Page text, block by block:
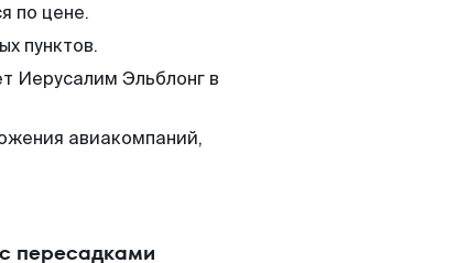
по цене.
пунктов.
Иерусалим Эльблонг в
авиакомпаний,
пересадками